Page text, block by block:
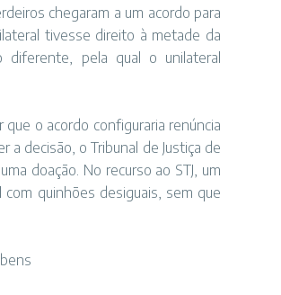
chegaram a um acordo para
tivesse direito à metade da
diferente, pela qual o unilateral
o acordo configuraria renúncia
decisão, o Tribunal de Justiça de
doação. No recurso ao STJ, um
quinhões desiguais, sem que